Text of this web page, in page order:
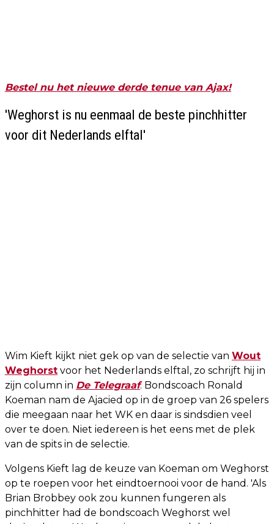
Bestel nu het nieuwe derde tenue van Ajax!
'Weghorst is nu eenmaal de beste pinchhitter
voor dit Nederlands elftal'
Wim Kieft kijkt niet gek op van de selectie van Wout
Weghorst voor het Nederlands elftal, zo schrijft hij in
zijn column in De Telegraaf. Bondscoach Ronald
Koeman nam de Ajacied op in de groep van 26 spelers
die meegaan naar het WK en daar is sindsdien veel
over te doen. Niet iedereen is het eens met de plek
van de spits in de selectie.
Volgens Kieft lag de keuze van Koeman om Weghorst
op te roepen voor het eindtoernooi voor de hand. 'Als
Brian Brobbey ook zou kunnen fungeren als
pinchhitter had de bondscoach Weghorst wel